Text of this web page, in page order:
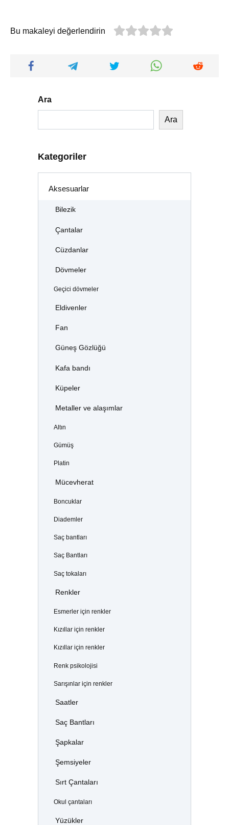
Bu makaleyi değerlendirin
Ara
Ara
Kategoriler
Aksesuarlar
Bilezik
Çantalar
Cüzdanlar
Dövmeler
Geçici dövmeler
Eldivenler
Fan
Güneş Gözlüğü
Kafa bandı
Küpeler
Metaller ve alaşımlar
Altın
Gümüş
Platin
Mücevherat
Boncuklar
Diademler
Saç bantları
Saç Bantları
Saç tokaları
Renkler
Esmerler için renkler
Kızıllar için renkler
Kızıllar için renkler
Renk psikolojisi
Sarışınlar için renkler
Saatler
Saç Bantları
Şapkalar
Şemsiyeler
Sırt Çantaları
Okul çantaları
Yüzükler